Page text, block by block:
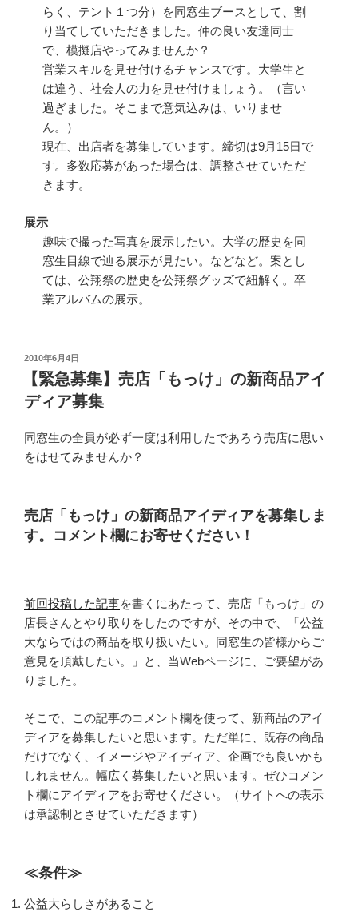
らく、テント１つ分）を同窓生ブースとして、割
り当てしていただきました。仲の良い友達同士
で、模擬店やってみませんか？
営業スキルを見せ付けるチャンスです。大学生と
は違う、社会人の力を見せ付けましょう。（言い
過ぎました。そこまで意気込みは、いりませ
ん。）
現在、出店者を募集しています。締切は9月15日で
す。多数応募があった場合は、調整させていただ
きます。
展示
趣味で撮った写真を展示したい。大学の歴史を同
窓生目線で辿る展示が見たい。などなど。案とし
ては、公翔祭の歴史を公翔祭グッズで紐解く。卒
業アルバムの展示。
投
日:
2010年6月4日
【緊急募集】売店「もっけ」の新商品アイ
ディア募集
同窓生の全員が必ず一度は利用したであろう売店に思い
をはせてみませんか？
売店「もっけ」の新商品アイディアを募集しま
す。コメント欄にお寄せください！
前回投稿した記事を書くにあたって、売店「もっけ」の
店長さんとやり取りをしたのですが、その中で、「公益
大ならではの商品を取り扱いたい。同窓生の皆様からご
意見を頂戴したい。」と、当Webページに、ご要望があ
りました。
そこで、この記事のコメント欄を使って、新商品のアイ
ディアを募集したいと思います。ただ単に、既存の商品
だけでなく、イメージやアイディア、企画でも良いかも
しれません。幅広く募集したいと思います。ぜひコメン
ト欄にアイディアをお寄せください。（サイトへの表示
は承認制とさせていただきます）
≪条件≫
公益大らしさがあること